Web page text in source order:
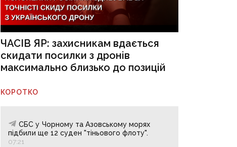
ЧАСІВ ЯР: захисникам вдається
скидати посилки з дронів
максимально близько до позицій
КОРОТКО
СБС у Чорному та Азовському морях
підбили ще 12 суден "тіньового флоту".
07:21